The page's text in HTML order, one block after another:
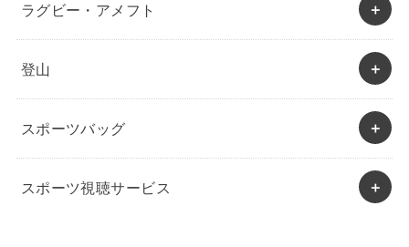
ラグビー・アメフト
登山
スポーツバッグ
スポーツ視聴サービス